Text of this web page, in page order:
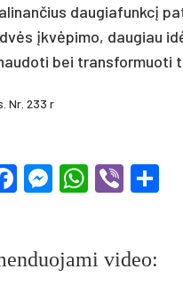
daugiafunkcį
įkvėpimo, daugiau
bei transformuoti
Nr. 233 r
Facebook
Messenger
Viber
video: